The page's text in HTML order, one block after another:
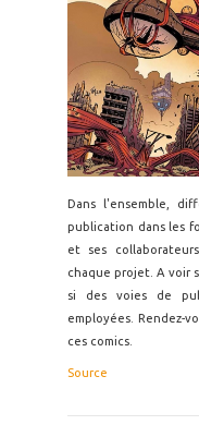
Dans l'ensemble,
publication dans les
et ses
chaque projet. A voir
si des voies de
employées. Rendez-
ces comics.
Source